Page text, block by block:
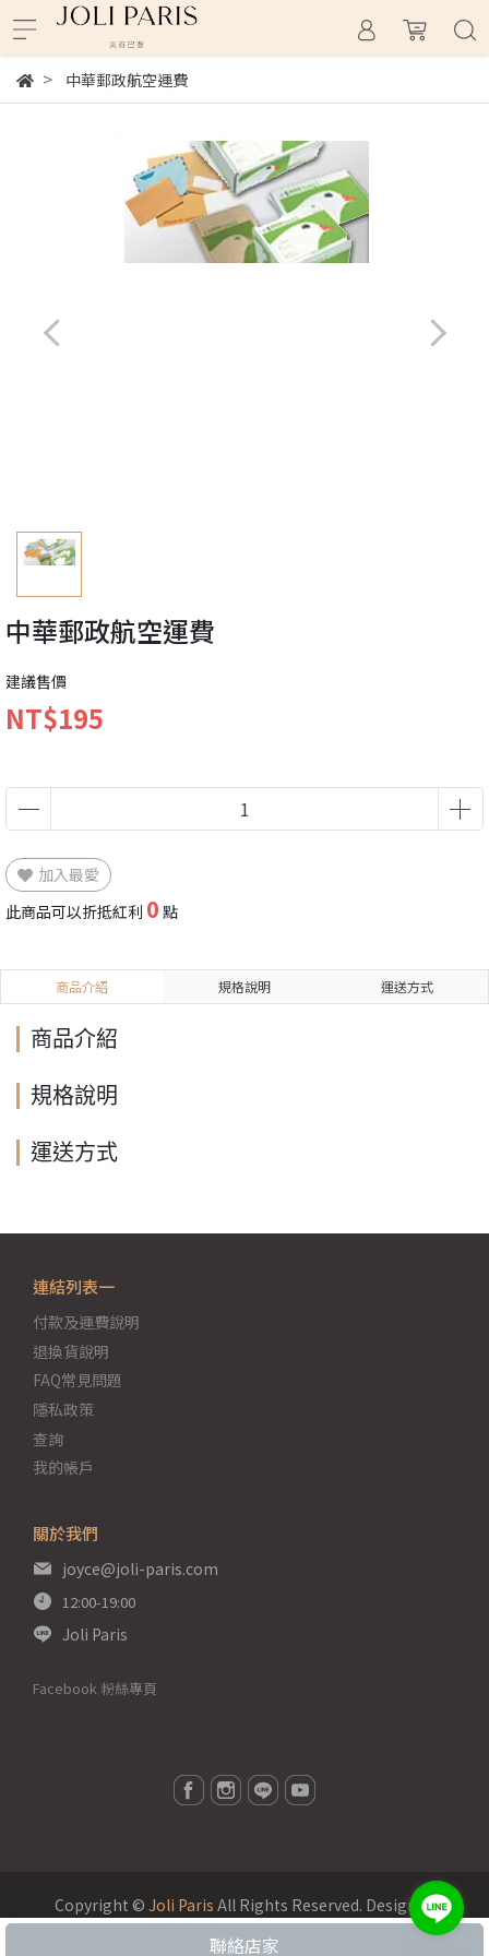
中華郵政航空運費
中華郵政航空運費
建議售價
NT$195
聯絡店家
加入最愛
此商品可以折抵紅利 0 點
商品介紹 規格說明 運送方式
商品介紹
規格說明
運送方式
關於我們
joyce@joli-paris.com
12:00-19:00
Joli Paris
連結列表一
付款及運費說明
退換貨說明
FAQ常見問題
隱私政策
查詢
我的帳戶
Facebook 粉絲專頁
Copyright © Joli Paris All Rights Reserved. Designed
byCYBERBIZ.